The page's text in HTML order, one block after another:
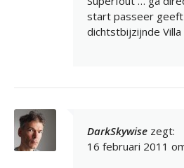
start passeer geeft
dichtstbijzijnde
DarkSkywise zegt:
16 februari 2011